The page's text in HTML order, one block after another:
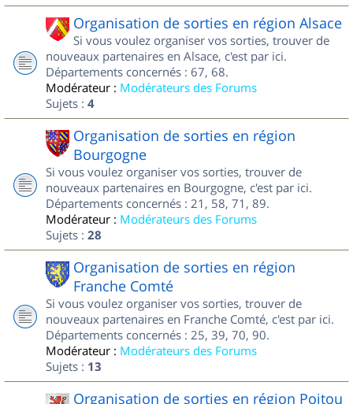
Organisation de sorties en région Alsace
Si vous voulez organiser vos sorties, trouver de
nouveaux partenaires en Alsace, c'est par ici.
Départements concernés : 67, 68.
Modérateur : Modérateurs des Forums
Sujets : 4
Organisation de sorties en région
Bourgogne
Si vous voulez organiser vos sorties, trouver de
nouveaux partenaires en Bourgogne, c'est par ici.
Départements concernés : 21, 58, 71, 89.
Modérateur : Modérateurs des Forums
Sujets : 28
Organisation de sorties en région
Franche Comté
Si vous voulez organiser vos sorties, trouver de
nouveaux partenaires en Franche Comté, c'est par ici.
Départements concernés : 25, 39, 70, 90.
Modérateur : Modérateurs des Forums
Sujets : 13
Organisation de sorties en région Poitou